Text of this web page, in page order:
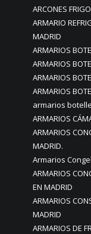
ARCONES
ARMARIO
MADRID
ARMARIOS
ARMARIOS
ARMARIOS
ARMARIOS
armarios
ARMARIOS
ARMARIOS
MADRID.
Armarios
ARMARIOS
EN MADRID
ARMARIOS
MADRID
ARMARIOS DE